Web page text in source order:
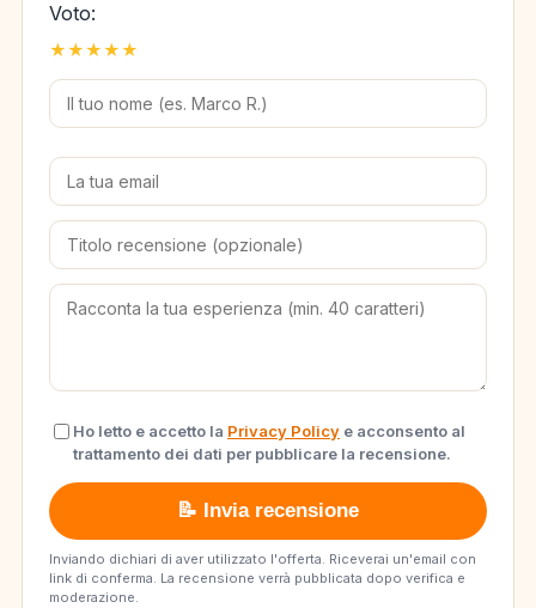
Voto:
★
★
★
★
★
Ho letto e accetto la Privacy Policy e acconsento al
trattamento dei dati per pubblicare la recensione.
📝 Invia recensione
Inviando dichiari di aver utilizzato l'offerta. Riceverai un'email con
link di conferma. La recensione verrà pubblicata dopo verifica e
moderazione.